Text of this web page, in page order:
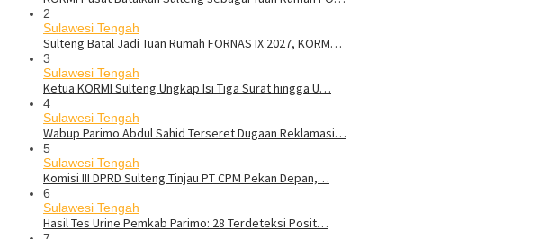
2
Sulawesi Tengah
Sulteng Batal Jadi Tuan Rumah FORNAS IX 2027, KORM…
3
Sulawesi Tengah
Ketua KORMI Sulteng Ungkap Isi Tiga Surat hingga U…
4
Sulawesi Tengah
Wabup Parimo Abdul Sahid Terseret Dugaan Reklamasi…
5
Sulawesi Tengah
Komisi III DPRD Sulteng Tinjau PT CPM Pekan Depan,…
6
Sulawesi Tengah
Hasil Tes Urine Pemkab Parimo: 28 Terdeteksi Posit…